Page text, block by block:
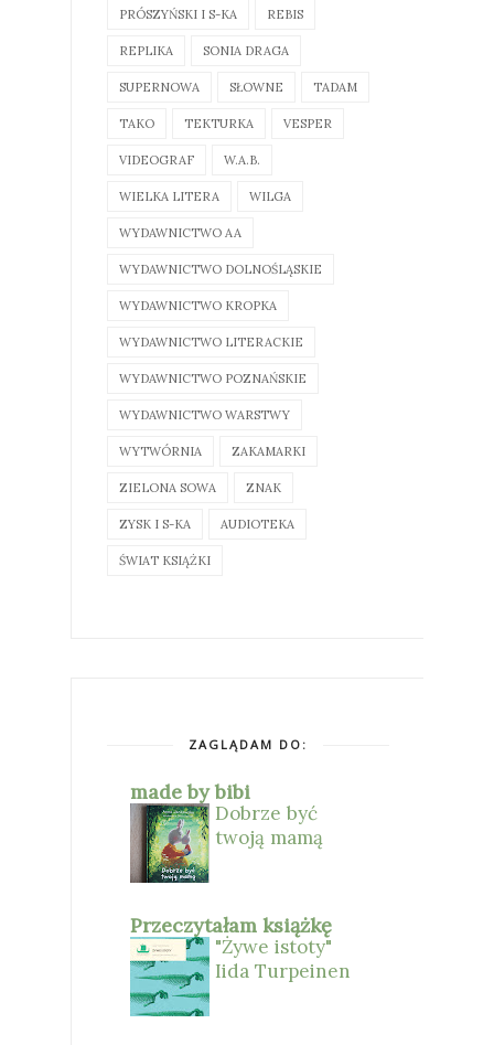
PRÓSZYŃSKI I S-KA REBIS
REPLIKA SONIA DRAGA
SUPERNOWA SŁOWNE TADAM
TAKO TEKTURKA VESPER
VIDEOGRAF W.A.B.
WIELKA LITERA WILGA
WYDAWNICTWO AA
WYDAWNICTWO DOLNOŚLĄSKIE
WYDAWNICTWO KROPKA
WYDAWNICTWO LITERACKIE
WYDAWNICTWO POZNAŃSKIE
WYDAWNICTWO WARSTWY
WYTWÓRNIA ZAKAMARKI
ZIELONA SOWA ZNAK
ZYSK I S-KA AUDIOTEKA
ŚWIAT KSIĄŻKI
ZAGLĄDAM DO:
made by bibi
Dobrze być
twoją mamą
Przeczytałam książkę
"Żywe istoty"
Iida Turpeinen